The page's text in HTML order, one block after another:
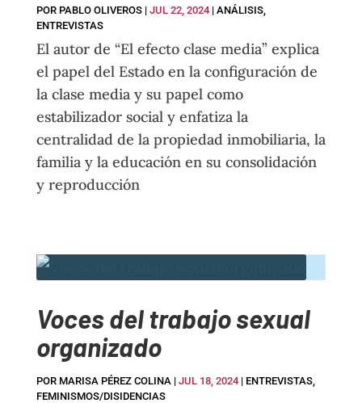
POR PABLO OLIVEROS| JUL 22, 2024| ANÁLISIS,
ENTREVISTAS
El autor de “El efecto clase media” explica
el papel del Estado en la configuración de
la clase media y su papel como
estabilizador social y enfatiza la
centralidad de la propiedad inmobiliaria, la
familia y la educación en su consolidación
y reproducción
Voces del trabajo sexual
organizado
POR MARISA PÉREZ COLINA | JUL 18, 2024| ENTREVISTAS,
FEMINISMOS/DISIDENCIAS